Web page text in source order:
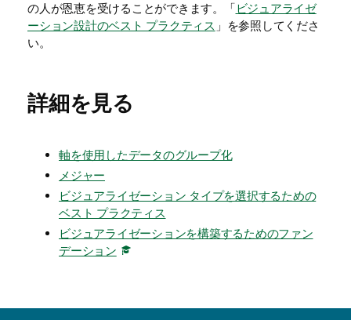
の人が恩恵を受けることができます。「ビジュアライゼ
ーション設計のベスト プラクティス 」を参照してくださ
い。
詳細を見る
軸を使用したデータのグループ化
メジャー
ビジュアライゼーション タイプを選択するための
ベスト プラクティス
ビジュアライゼーションを構築するためのファン
デーション